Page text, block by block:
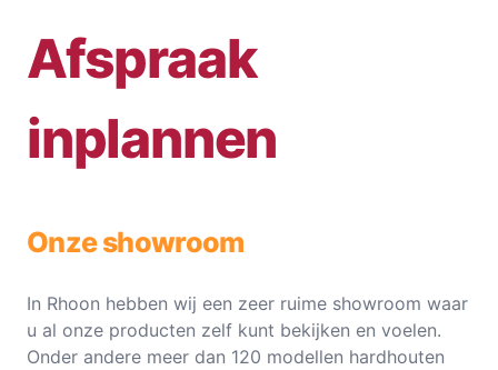
Afspraak
inplannen
Onze showroom
In Rhoon hebben wij een zeer ruime showroom waar
u al onze producten zelf kunt bekijken en voelen.
Onder andere meer dan 120 modellen hardhouten